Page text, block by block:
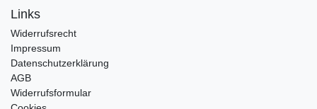
Links
Widerrufs­recht
Impressum
Daten­schutz­erklärung
AGB
Widerrufsformular